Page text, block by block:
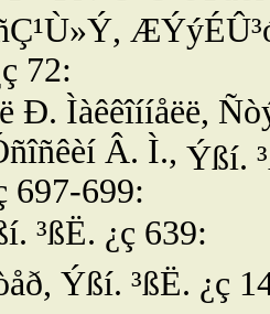
72:
Ð. Ìàêêîííåëë,
Â. Ì., Ýßí.
697-699:
³ßË. ¿ç 639:
Ýßí. ³ßË. ¿ç